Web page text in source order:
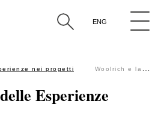
retail analysis
The Sixth W approach
ENG
nei progetti Woolrich e la brand health research: come valutare la salute di un brand con l’aiuto delle persone
Esperienze